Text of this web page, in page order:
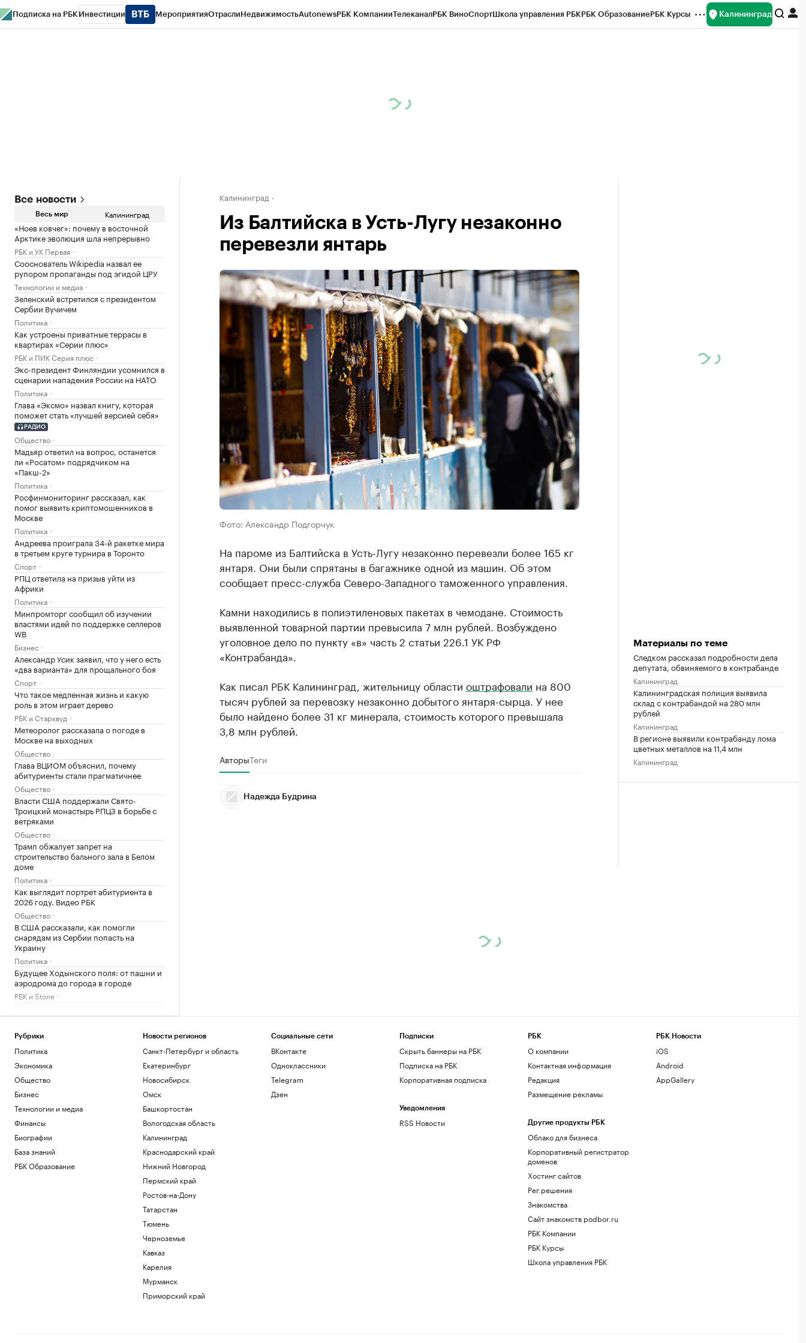
Подписка на РБК Инвестиции МероприятияОтраслиНедвижимостьAutonewsРБК КомпанииТелеканалРБК ВиноСпортШкола управления РБКРБК ОбразованиеРБК Курсы Калининград
Все новости
Весь мир Калининград
«Ноев ковчег»: почему в восточной
Арктике эволюция шла непрерывно
РБК и УК Первая
Сооснователь Wikipedia назвал ее
рупором пропаганды под эгидой ЦРУ
Технологии и медиа
Зеленский встретился с президентом
Сербии Вучичем
Политика
Как устроены приватные террасы в
квартирах «Серии плюс»
РБК и ПИК Серия плюс
Экс-президент Финляндии усомнился в
сценарии нападения России на НАТО
Политика
Глава «Эксмо» назвал книгу, которая
поможет стать «лучшей версией себя»
РАДИО
Общество
Мадьяр ответил на вопрос, останется
ли «Росатом» подрядчиком на
«Пакш-2»
Политика
Росфинмониторинг рассказал, как
помог выявить криптомошенников в
Москве
Политика
Андреева проиграла 34-й ракетке мира
в третьем круге турнира в Торонто
Спорт
РПЦ ответила на призыв уйти из
Африки
Политика
Минпромторг сообщил об изучении
властями идей по поддержке селлеров
WB
Бизнес
Александр Усик заявил, что у него есть
«два варианта» для прощального боя
Спорт
Что такое медленная жизнь и какую
роль в этом играет дерево
РБК и Старквуд
Метеоролог рассказала о погоде в
Москве на выходных
Общество
Глава ВЦИОМ объяснил, почему
абитуриенты стали прагматичнее
Общество
Власти США поддержали Свято-
Троицкий монастырь РПЦЗ в борьбе с
ветряками
Общество
Трамп обжалует запрет на
строительство бального зала в Белом
доме
Политика
Как выглядит портрет абитуриента в
2026 году. Видео РБК
Общество
В США рассказали, как помогли
снарядам из Сербии попасть на
Украину
Политика
Будущее Ходынского поля: от пашни и
аэродрома до города в городе
РБК и Stone
Загрузить еще
Калининград
Из Балтийска в Усть-Лугу незаконно
перевезли янтарь
Фото: Александр Подгорчук
На пароме из Балтийска в Усть-Лугу незаконно перевезли более 165 кг
янтаря. Они были спрятаны в багажнике одной из машин. Об этом
сообщает пресс-служба Северо-Западного таможенного управления.
Камни находились в полиэтиленовых пакетах в чемодане. Стоимость
выявленной товарной партии превысила 7 млн рублей. Возбуждено
уголовное дело по пункту «в» часть 2 статьи 226.1 УК РФ
«Контрабанда».
Как писал РБК Калининград, жительницу области оштрафовали на 800
тысяч рублей за перевозку незаконно добытого янтаря-сырца. У нее
было найдено более 31 кг минерала, стоимость которого превышала
3,8 млн рублей.
АвторыТеги
Надежда Будрина
Материалы по теме
Следком рассказал подробности дела
депутата, обвиняемого в контрабанде
Калининград
Калининградская полиция выявила
склад с контрабандой на 280 млн
рублей
Калининград
В регионе выявили контрабанду лома
цветных металлов на 11,4 млн
Калининград
Рубрики
Политика
Экономика
Общество
Бизнес
Технологии и медиа
Финансы
Биографии
База знаний
РБК Образование
Новости регионов
Санкт-Петербург и область
Екатеринбург
Новосибирск
Омск
Башкортостан
Вологодская область
Калининград
Краснодарский край
Нижний Новгород
Пермский край
Ростов-на-Дону
Татарстан
Тюмень
Черноземье
Кавказ
Карелия
Мурманск
Приморский край
Социальные сети
ВКонтакте
Одноклассники
Telegram
Дзен
Подписки
Скрыть баннеры на РБК
Подписка на РБК
Корпоративная подписка
Уведомления
RSS Новости
РБК
О компании
Контактная информация
Редакция
Размещение рекламы
Другие продукты РБК
Облако для бизнеса
Корпоративный регистратор
доменов
Хостинг сайтов
Рег.решения
Знакомства
Сайт знакомств podbor.ru
РБК Компании
РБК Курсы
Школа управления РБК
РБК Новости
iOS
Android
AppGallery